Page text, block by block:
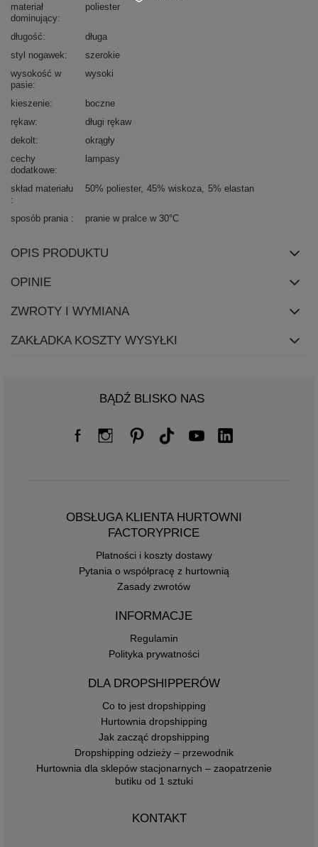
materiał
dominujący
poliester
długość
długa
styl nogawek
szerokie
wysokość w
pasie
wysoki
kieszenie
boczne
rękaw
długi rękaw
dekolt
okrągły
cechy
dodatkowe
lampasy
skład materiału 50% poliester 45% wiskoza 5% elastan
sposób prania pranie w pralce w 30°C
OPIS PRODUKTU
OPINIE
ZWROTY I WYMIANA
ZAKŁADKA KOSZTY WYSYŁKI
BĄDŹ BLISKO NAS
OBSŁUGA KLIENTA HURTOWNI
FACTORYPRICE
Płatności i koszty dostawy
Pytania o współpracę z hurtownią
Zasady zwrotów
INFORMACJE
Regulamin
Polityka prywatności
DLA DROPSHIPPERÓW
Co to jest dropshipping
Hurtownia dropshipping
Jak zacząć dropshipping
Dropshipping odzieży – przewodnik
Hurtownia dla sklepów stacjonarnych – zaopatrzenie
butiku od 1 sztuki
KONTAKT